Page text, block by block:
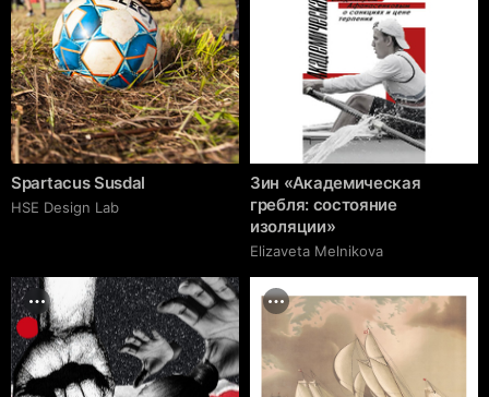
Spartacus Susdal
HSE Design Lab
Зин «Академическая
гребля: состояние
изоляции»
Elizaveta Melnikova